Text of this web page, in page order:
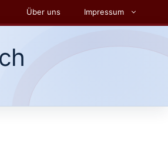
Über uns Impressum